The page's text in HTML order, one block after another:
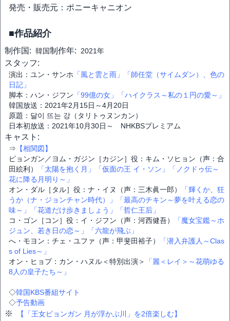
発売・販売元：ポニーキャニオン
■作品紹介
制作国: 韓国制作年: 2021年
スタッフ:
演出：ユン・サンホ 「風と雲と雨」
「師任堂（サイムダン）、色の
日記」
脚本：ハン・ジフン 「99億の女」
「ハイクラス～私の１円の愛～」
韓国放送：2021年2月15日～4月20日
原題：달이 뜨는 강（タリトゥヌンカン）
日本初放送：2021年10月30日～ NHKBSプレミアム
キャスト:
⇒ 【相関図】
ピョンガン／ヨム・ガジン［カジン］役：キム・ソヒョン（声：合
田絵利）
「太陽を抱く月」 「仮面の王 イ・ソン」
「ノクドゥ伝～
花に降る月明り～」
オン・ダル［タル］役：ナ・イヌ（声：三木眞一郎）
「輝くか、狂
うか（ナ・ジョンチャン時代）」
「最高のチキン～夢を叶える恋の
味～」
「花道だけ歩きましょう」
「哲仁王后」
コ・ゴン［コン］役：イ・ジフン（声：河西健吾）
「魔女宝鑑～ホ
ジュン、若き日の恋～」
「六龍が飛ぶ」
へ・モヨン：チェ・ユファ（声：甲斐田裕子）
「潜入弁護人～Clas
s of Lies～」
オン・ヒョプ：カン・ハヌル＜特別出演＞
「麗＜レイ＞～花萌ゆる
8人の皇子たち～」
◇韓国KBS番組サイト
◇予告動画
※ 【「王女ピョンガン 月が浮かぶ川」を2倍楽しむ】